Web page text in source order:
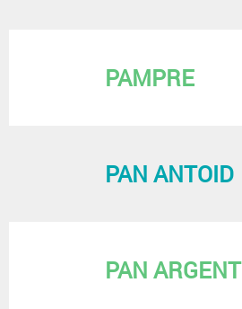
PAMPRE
PAN ANTOID
PAN ARGENT